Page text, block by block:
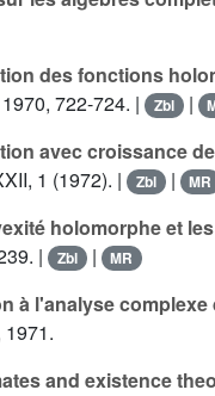
des fonctions
722-724. |
Zbl |
avec croissance
1 (1972). |
Zbl | MR
holomorphe et
|
Zbl | MR
à l'analyse
and existence